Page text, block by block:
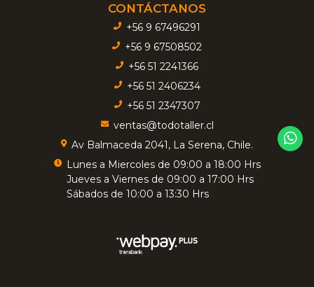
CONTÁCTANOS
+56 9 67496291
+56 9 67508502
+56 51 2241366
+56 51 2406234
+56 51 2347307
ventas@todotaller.cl
Av Balmaceda 2041, La Serena, Chile.
Lunes a Miercoles de 09:00 a 18:00 Hrs
Jueves a Viernes de 09:00 a 17:00 Hrs
Sábados de 10:00 a 13:30 Hrs